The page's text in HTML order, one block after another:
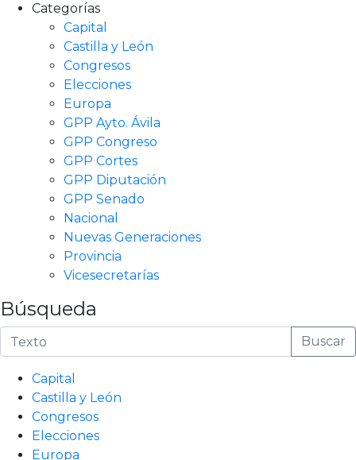
Categorías
Capital
Castilla y León
Congresos
Elecciones
Europa
GPP Ayto. Ávila
GPP Congreso
GPP Cortes
GPP Diputación
GPP Senado
Nacional
Nuevas Generaciones
Provincia
Vicesecretarías
Búsqueda
Buscar
Capital
Castilla y León
Congresos
Elecciones
Europa